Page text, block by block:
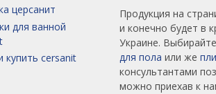
церсанит
для ванной
купить cersanit
Продукция на
и конечно будет в
Украине.
для пола или же
консультантами
можно приехав к